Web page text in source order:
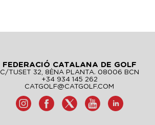
FEDERACIÓ CATALANA DE GOLF
C/TUSET 32, 8ÈNA PLANTA. 08006 BCN
+34 934 145 262
CATGOLF@CATGOLF.COM